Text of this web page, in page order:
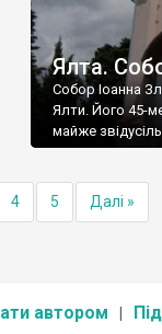
Ялта.
Собор Іоанна
Ялти. Його 45-
майже
4 5 Далі »
автором